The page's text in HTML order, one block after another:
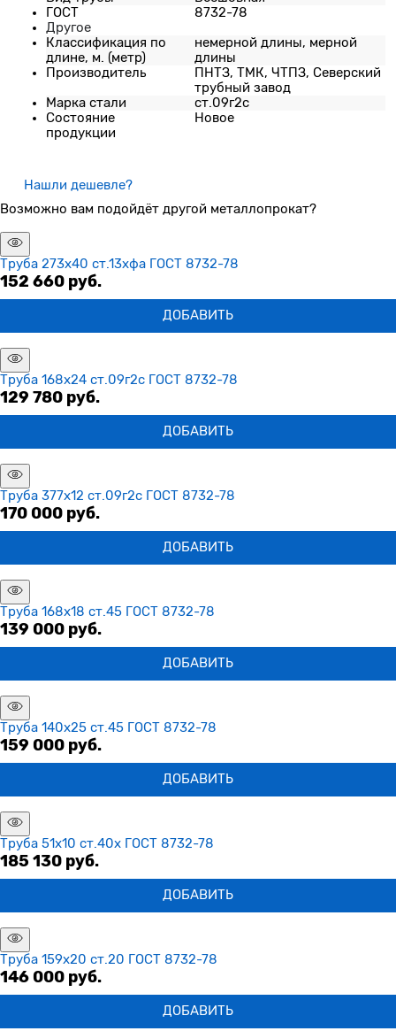
ГОСТ
8732-78
Другое
Классификация по
длине, м. (метр)
немерной длины, мерной
длины
Производитель
ПНТЗ, ТМК, ЧТПЗ, Северский
трубный завод
Марка стали
ст.09г2с
Состояние
продукции
Новое
Нашли дешевле?
Возможно вам подойдёт другой металлопрокат?
Труба 273х40 ст.13хфа ГОСТ 8732-78
152 660 руб.
ДОБАВИТЬ
Труба 168х24 ст.09г2с ГОСТ 8732-78
129 780 руб.
ДОБАВИТЬ
Труба 377х12 ст.09г2с ГОСТ 8732-78
170 000 руб.
ДОБАВИТЬ
Труба 168х18 ст.45 ГОСТ 8732-78
139 000 руб.
ДОБАВИТЬ
Труба 140х25 ст.45 ГОСТ 8732-78
159 000 руб.
ДОБАВИТЬ
Труба 51х10 ст.40х ГОСТ 8732-78
185 130 руб.
ДОБАВИТЬ
Труба 159х20 ст.20 ГОСТ 8732-78
146 000 руб.
ДОБАВИТЬ